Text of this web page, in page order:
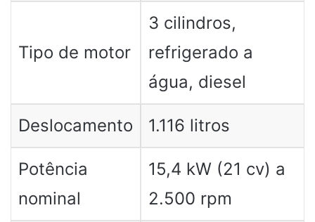
Tipo de motor
3 cilindros,
refrigerado a
água, diesel
Deslocamento 1.116 litros
Potência
nominal
15,4 kW (21 cv) a
2.500 rpm